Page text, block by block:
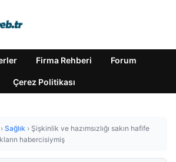
Firma Rehberi Forum
Çerez Politikası
› Sağlık › Şişkinlik ve hazımsızlığı sakın hafife
habercisiymiş